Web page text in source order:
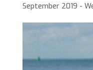
September 2019 -